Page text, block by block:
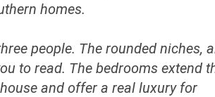
homes.
people. The rounded niches,
to read. The bedrooms extend
and offer a real luxury for